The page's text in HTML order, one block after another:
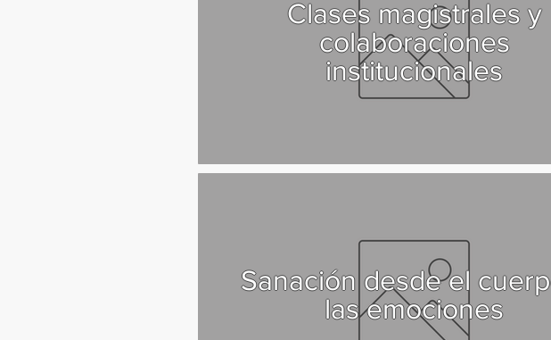
Clases magistrales y
colaboraciones
institucionales
Sanación desde el
las emociones